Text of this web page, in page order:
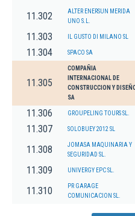
11.302
ALTER ENERSUN MERIDA
UNO S.L.
11.303 IL GUSTO DI MILANO SL
11.304 SPACO SA
11.305
COMPAÑIA
INTERNACIONAL DE
CONSTRUCCION Y
SA
11.306 GROUPELING TOURS SL.
11.307 SOLOBUEY 2012 SL
11.308
JOMASA MAQUINARIA Y
SEGURIDAD SL.
11.309 UNIVERGY EPC SL.
11.310
PR GARAGE
COMUNICACION SL.